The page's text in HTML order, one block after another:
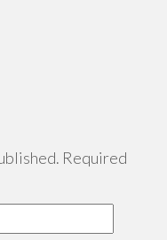
Required